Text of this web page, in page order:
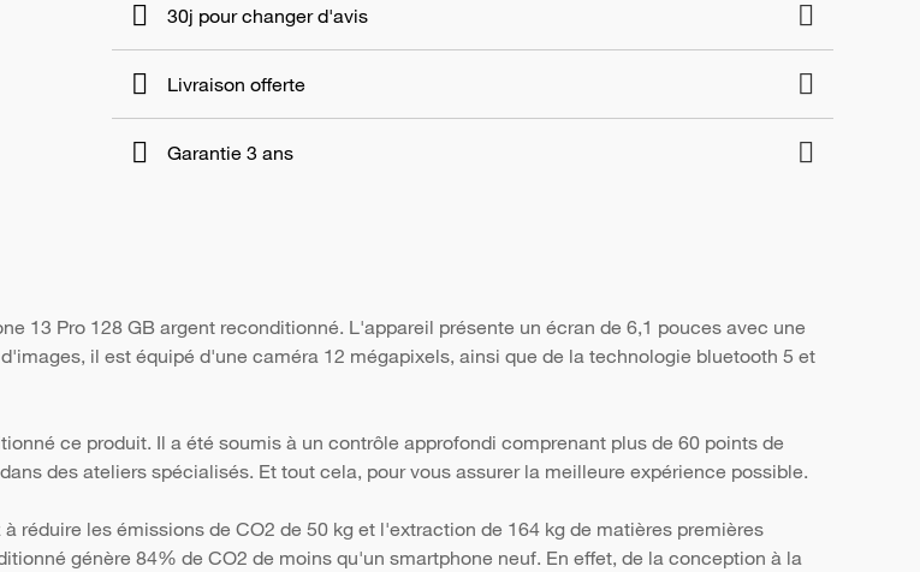
30j pour changer d'avis
Livraison offerte
Garantie 3 ans
13 Pro 128 GB argent reconditionné. L'appareil présente un écran de 6,1 pouces avec une
il est équipé d'une caméra 12 mégapixels, ainsi que de la technologie bluetooth 5 et
ce produit. Il a été soumis à un contrôle approfondi comprenant plus de 60 points de
des ateliers spécialisés. Et tout cela, pour vous assurer la meilleure expérience possible.
réduire les émissions de CO2 de 50 kg et l'extraction de 164 kg de matières premières
génère 84% de CO2 de moins qu'un smartphone neuf. En effet, de la conception à la